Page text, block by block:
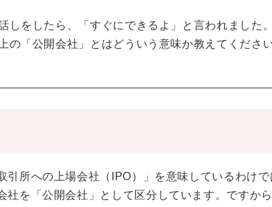
しをしたら、「すぐにできるよ」と言われました
の「公開会社」とはどういう意味か教えてください
引所への上場会社（IPO）」を意味しているわけ
社を「公開会社」として区分しています。ですか